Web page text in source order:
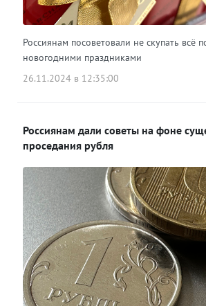
Россиянам посоветовали не скупать всё
новогодними праздниками
26.11.2024 в 12:35:00
Россиянам дали советы на фоне
проседания рубля